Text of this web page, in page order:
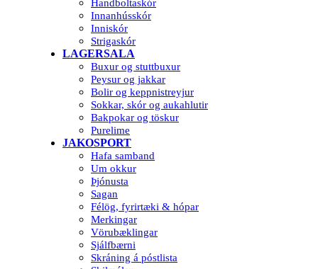
Handboltaskór
Innanhússkór
Inniskór
Strigaskór
LAGERSALA
Buxur og stuttbuxur
Peysur og jakkar
Bolir og keppnistreyjur
Sokkar, skór og aukahlutir
Bakpokar og töskur
Purelime
JAKOSPORT
Hafa samband
Um okkur
Þjónusta
Sagan
Félög, fyrirtæki & hópar
Merkingar
Vörubæklingar
Sjálfbærni
Skráning á póstlista